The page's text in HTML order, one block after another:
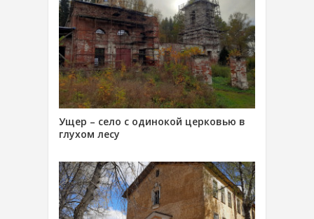
Ущер – село с одинокой церковью в
глухом лесу